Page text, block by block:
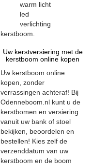
warm licht
led
verlichting
kerstboom.
Uw kerstversiering met de
kerstboom online kopen
Uw kerstboom online
kopen, zonder
verrassingen achteraf! Bij
Odenneboom.nl kunt u de
kerstbomen en versiering
vanuit uw bank of stoel
bekijken, beoordelen en
bestellen! Kies zelf de
verzenddatum van uw
kerstboom en de boom